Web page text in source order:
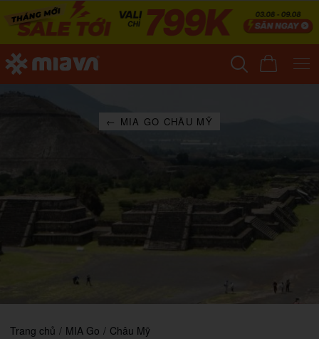
← MIA GO CHÂU MỸ
Trang chủ / MIA Go / Châu Mỹ